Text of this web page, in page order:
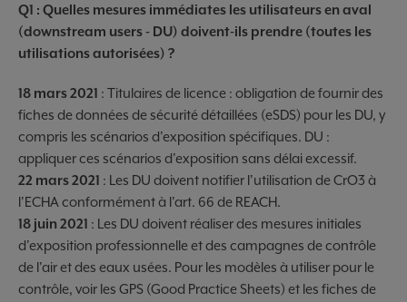
Q1 : Quelles mesures immédiates les utilisateurs en aval
(downstream users - DU) doivent-ils prendre (toutes les
utilisations autorisées) ?
18 mars 2021 : Titulaires de licence : obligation de fournir des
fiches de données de sécurité détaillées (eSDS) pour les DU, y
compris les scénarios d'exposition spécifiques. DU :
appliquer ces scénarios d'exposition sans délai excessif.
22 mars 2021 : Les DU doivent notifier l'utilisation de CrO3 à
l'ECHA conformément à l'art. 66 de REACH.
18 juin 2021 : Les DU doivent réaliser des mesures initiales
d'exposition professionnelle et des campagnes de contrôle
de l'air et des eaux usées. Pour les modèles à utiliser pour le
contrôle, voir les GPS (Good Practice Sheets) et les fiches de